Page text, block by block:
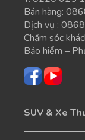
Bán hàng:
Dịch vụ :
Chăm sóc
Bảo hiểm –
SUV & Xe